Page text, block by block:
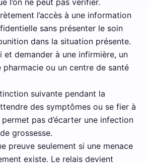
l’accès à une information
sans présenter le soin
dans la situation présente.
et demander à une infirmière, un
pharmacie ou un centre de santé
suivante pendant la
des symptômes ou se fier à
pas d’écarter une infection
grossesse.
preuve seulement si une menace
existe. Le relais devient